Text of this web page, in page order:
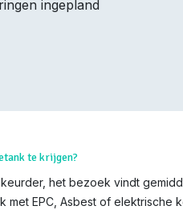
ingepland
te krijgen?
het bezoek vindt
EPC, Asbest of